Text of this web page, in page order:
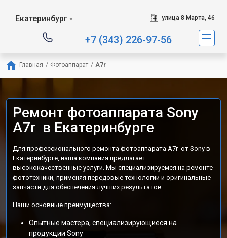
Екатеринбург ▼ улица 8 Марта, 46
+7 (343) 226-97-56
Главная / Фотоаппарат / A7r
Ремонт фотоаппарата Sony
A7r в Екатеринбурге
Для профессионального ремонта фотоаппарата A7r от Sony в
Екатеринбурге, наша компания предлагает
высококачественные услуги. Мы специализируемся на ремонте
фототехники, применяя передовые технологии и оригинальные
запчасти для обеспечения лучших результатов.
Наши основные преимущества:
Опытные мастера, специализирующиеся на
продукции Sony